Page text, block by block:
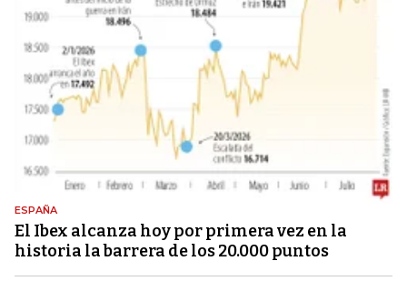
ESPAÑA
El Ibex alcanza hoy por primera vez en la
historia la barrera de los 20.000 puntos